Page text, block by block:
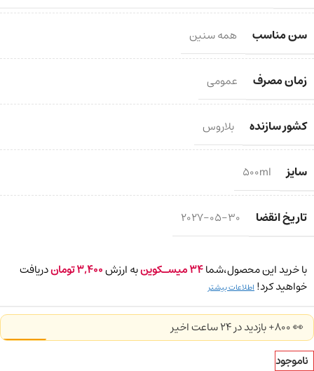
سن مناسب همه سنین
زمان مصرف عمومی
کشور سازنده بلاروس
سایز 500ml
تاریخ انقضا 2027-05-30
با خرید این محصول،شما34میسـکوینبه ارزش3,400توماندریافت
خواهید کرد! اطلاعات بیشتر
👀 800+ بازدید در ۲۴ ساعت اخیر
ناموجود